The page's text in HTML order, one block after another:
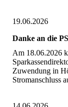
19.06.2026
Danke an die
Am 18.06.2026
Zuwendung in
Stromanschluss